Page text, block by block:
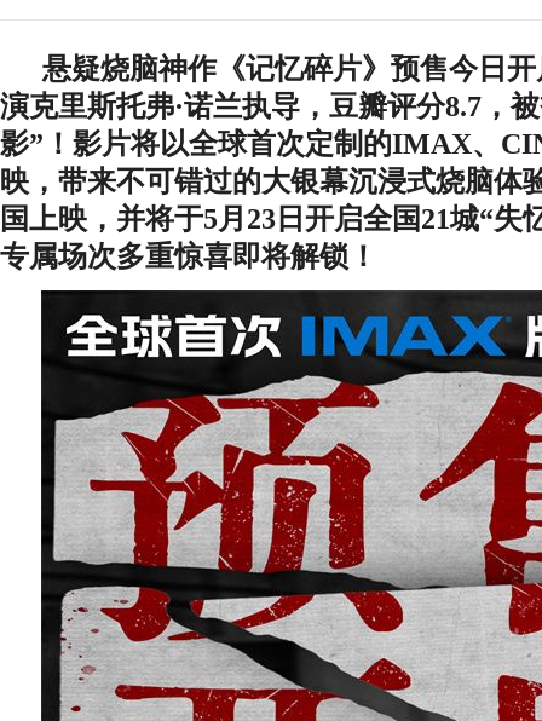
悬疑烧脑神作《记忆碎片》预售今日
演克里斯托弗·诺兰执导，豆瓣评分8.7，
影”！影片将以全球首次定制的IMAX、
映，带来不可错过的大银幕沉浸式烧脑体
国上映，并将于5月23日开启全国21城“失
专属场次多重惊喜即将解锁！